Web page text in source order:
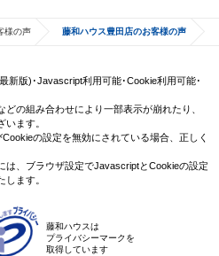
様の声 藤和ハウス豊田店のお客様の声
新版)･Javascript利用可能･Cookie利用可能･
の組み合わせにより一部表示が崩れたり、
います。
の設定を無効にされている場合、正しく
は、ブラウザ設定でJavascriptとCookieの設定
ます。
藤和ハウスは
プライバシーマークを
取得しています